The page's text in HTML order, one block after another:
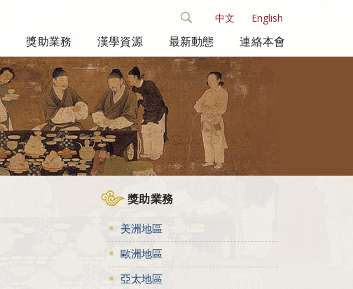
中文 English
獎助業務 漢學資源 最新動態 連絡本會
獎助業務
美洲地區
歐洲地區
亞太地區